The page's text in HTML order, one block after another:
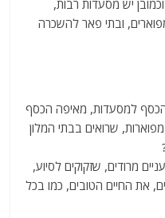
יש מסעדות רבות,
ובתי פאר להשכרה
למסעדות, מאיפה הכסף
שרואים בבתי המלון
מרודים, שזקוקים לסיוע,
את החיים הטובים, כמו בכל